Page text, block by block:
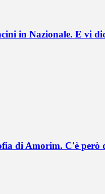
in Nazionale. E vi
di Amorim. C'è